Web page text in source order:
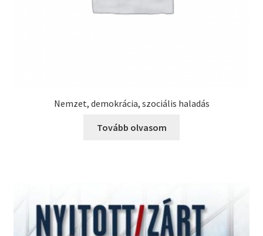
Nemzet, demokrácia, szociális haladás
Tovább olvasom